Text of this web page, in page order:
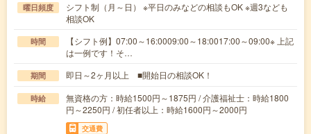
曜日頻度
シフト制（月～日） ※平日のみなどの相談もOK ※週3なども
相談OK
時間
【シフト例】07:00～16:0009:00～18:0017:00～09:00※ 上記
は一例です！そ…
期間 即日～2ヶ月以上 ■開始日の相談OK！
時給
無資格の方：時給1500円～1875円 / 介護福祉士：時給1800
円～2250円 / 初任者以上：時給1600円～2000円
交通費